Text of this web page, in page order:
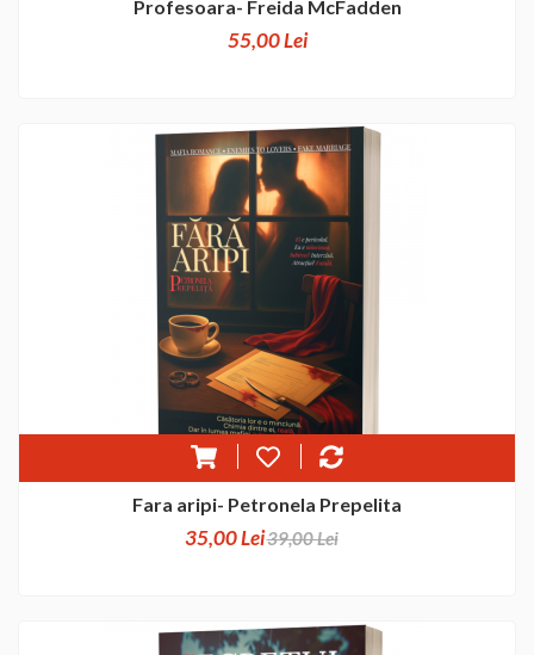
Profesoara- Freida McFadden
55,00 Lei
Fara aripi- Petronela Prepelita
35,00 Lei39,00 Lei